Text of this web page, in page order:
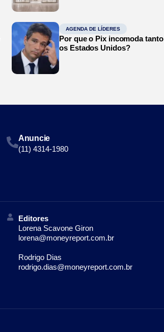
AGENDA DE LÍDERES
Por que o Pix incomoda tanto
os Estados Unidos?
Anuncie
(11) 4314-1980
Editores
Lorena Scavone Giron
lorena@moneyreport.com.br
Rodrigo Dias
rodrigo.dias@moneyreport.com.br